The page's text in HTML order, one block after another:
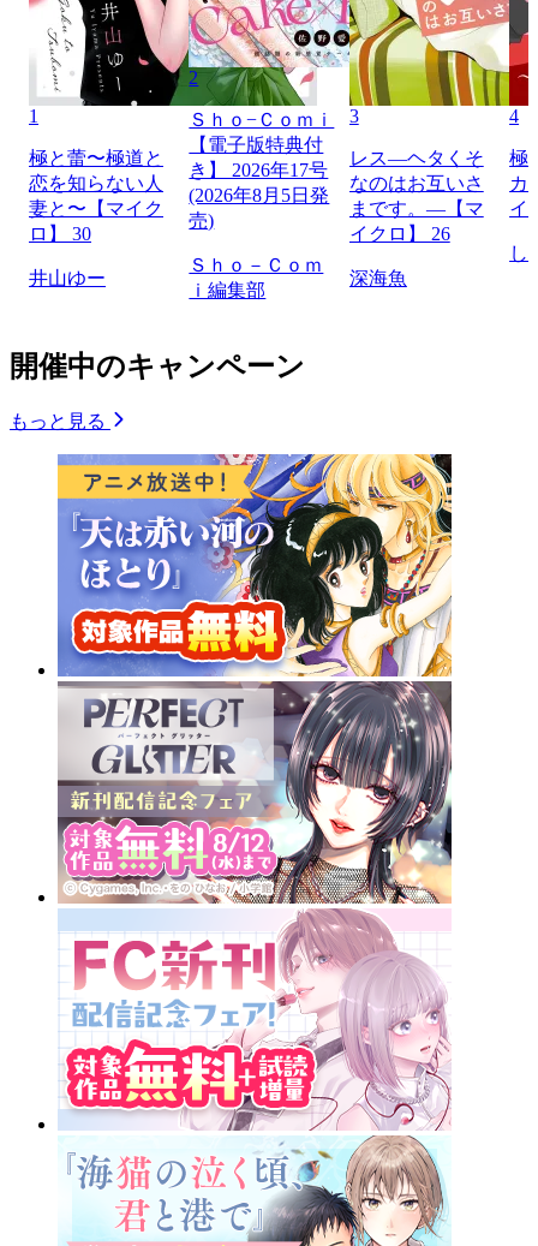
1
極と蕾〜極道と
恋を知らない人
妻と〜【マイク
ロ】 30
井山ゆー
2
Ｓｈｏ−Ｃｏｍｉ
【電子版特典付
き】 2026年17号
(2026年8月5日発
売)
Ｓｈｏ－Ｃｏｍ
ｉ編集部
3
レス―ヘタくそ
なのはお互いさ
まです。―【マ
イクロ】 26
深海魚
4
極
カ
イ
し
開催中のキャンペーン
もっと見る